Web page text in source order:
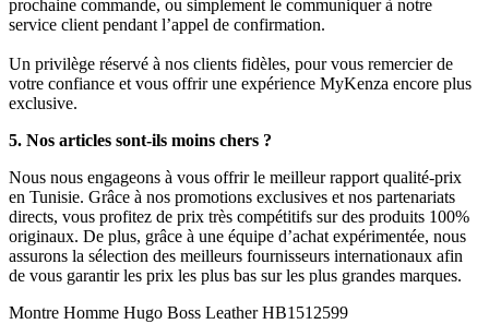
prochaine commande, ou simplement le communiquer à notre
service client pendant l’appel de confirmation.
Un privilège réservé à nos clients fidèles, pour vous remercier de
votre confiance et vous offrir une expérience MyKenza encore plus
exclusive.
5. Nos articles sont-ils moins chers ?
Nous nous engageons à vous offrir le meilleur rapport qualité-prix
en Tunisie. Grâce à nos promotions exclusives et nos partenariats
directs, vous profitez de prix très compétitifs sur des produits 100%
originaux. De plus, grâce à une équipe d’achat expérimentée, nous
assurons la sélection des meilleurs fournisseurs internationaux afin
de vous garantir les prix les plus bas sur les plus grandes marques.
Montre Homme Hugo Boss Leather HB1512599